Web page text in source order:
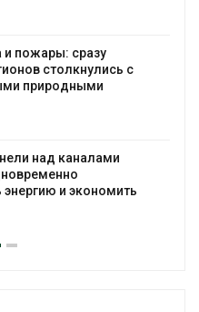
и пожары: сразу
столкнулись с
природными
над каналами
и экономить